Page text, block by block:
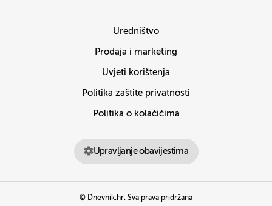
Uredništvo
Prodaja i marketing
Uvjeti korištenja
Politika zaštite privatnosti
Politika o kolačićima
Upravljanje obavijestima
© Dnevnik.hr. Sva prava pridržana